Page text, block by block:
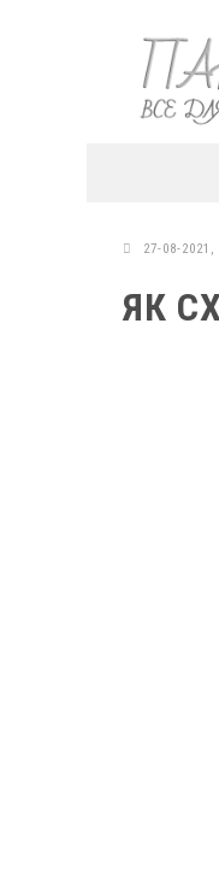
27-08-2021,
ЯК